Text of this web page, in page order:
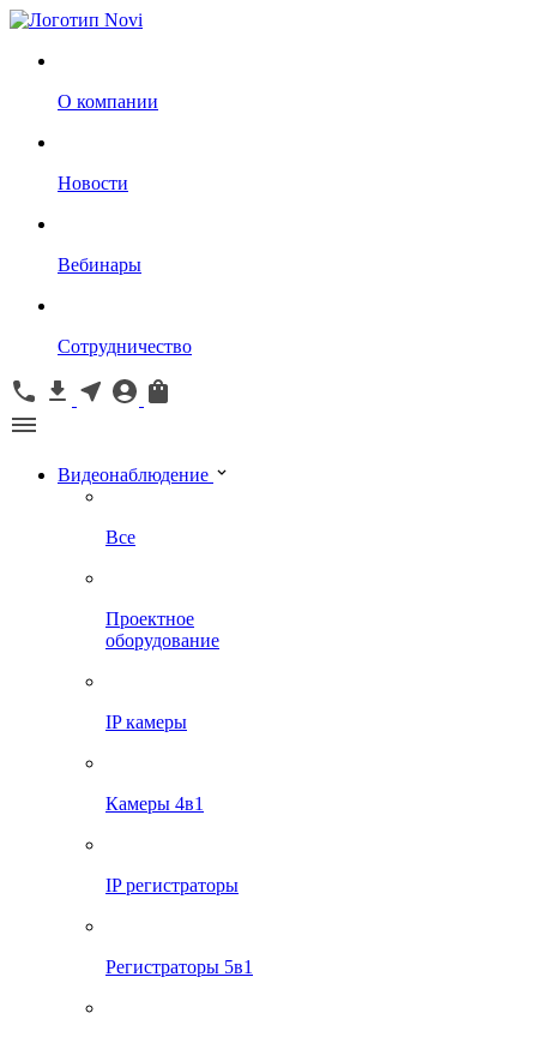
О компании
Новости
Вебинары
Сотрудничество
Видеонаблюдение
Все
Проектное
оборудование
IP камеры
Камеры 4в1
IP регистраторы
Регистраторы 5в1